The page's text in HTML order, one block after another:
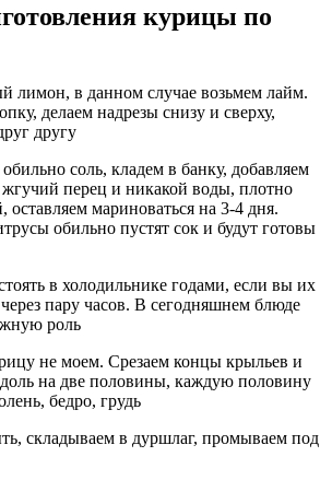
курицы по
лимон, в данном случае возьмем лайм.
делаем надрезы снизу и сверху,
другу
соль, кладем в банку, добавляем
перец и никакой воды, плотно
мариноваться на 3-4 дня.
обильно пустят сок и будут готовы
в холодильнике годами, если вы их
пару часов. В сегодняшнем блюде
роль
не моем. Срезаем концы крыльев и
на две половины, каждую половину
бедро, грудь
складываем в дуршлаг, промываем под